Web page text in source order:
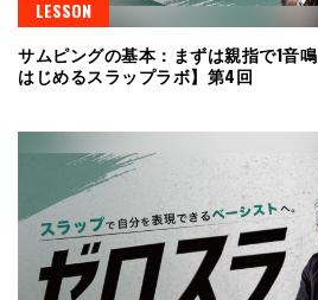
LESSON
サムピングの基本：まずは親指で1音
はじめるスラップラボ】第4回